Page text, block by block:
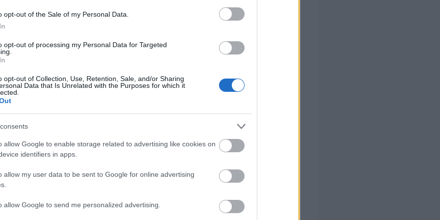
opt-out of the Sale of my Personal Data.
opt-out of processing my Personal Data for Targeted
opt-out of Collection, Use, Retention, Sale, and/or Sharing
Data that Is Unrelated with the Purposes for which it
allow Google to enable storage related to advertising like cookies on
identifiers in apps.
allow my user data to be sent to Google for online advertising
allow Google to send me personalized advertising.
όλες τις σημαντικές ειδήσεις.
proson.gr στα αποτελέσματα αναζήτησης της Google
Ειδήσεις
για Όλους 2026: Ανοίγει σήμερα η πλατφόρμα - Ποια